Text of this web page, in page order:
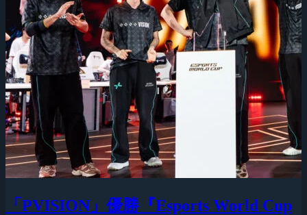
「PVISION」優勝『Esports World Cup